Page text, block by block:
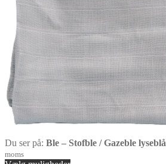
Du ser på: Ble – Stofble / Gazeble lyseblå
moms